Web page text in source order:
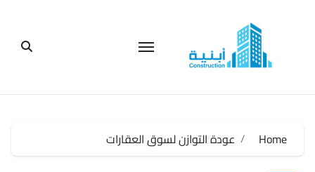
Home عودة التوازن لسوق العقارات